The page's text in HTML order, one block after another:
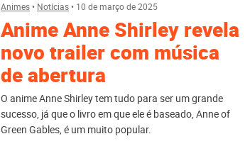
Animes• Notícias• 10 de março de 2025
Anime Anne Shirley revela
novo trailer com música
de abertura
O anime Anne Shirley tem tudo para ser um grande
sucesso, já que o livro em que ele é baseado, Anne of
Green Gables, é um muito popular.